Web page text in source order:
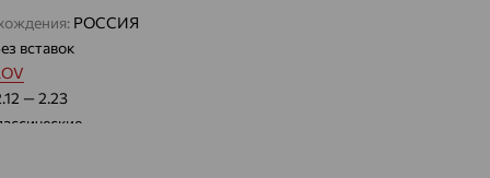
РОССИЯ
вставок
— 2.23